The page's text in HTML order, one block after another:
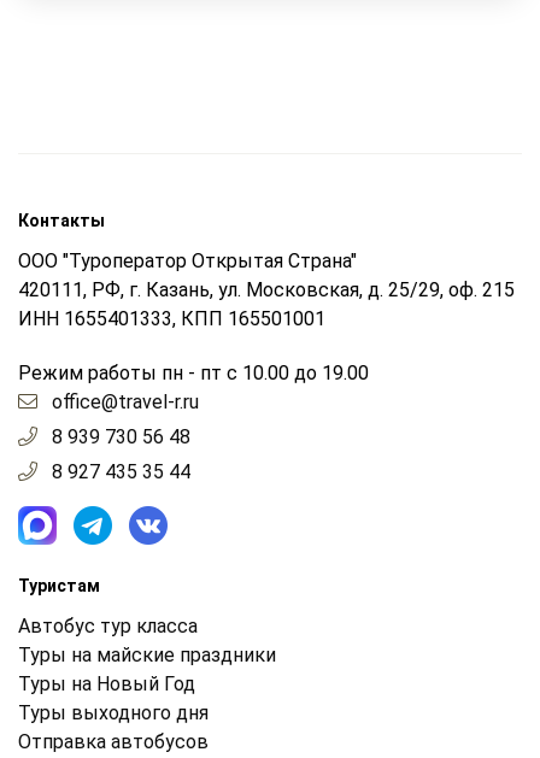
Контакты
ООО "Туроператор Открытая Страна"
420111, РФ, г. Казань, ул. Московская, д. 25/29, оф. 215
ИНН 1655401333, КПП 165501001
Режим работы пн - пт с 10.00 до 19.00
office@travel-r.ru
8 939 730 56 48
8 927 435 35 44
Туристам
Автобус тур класса
Туры на майские праздники
Туры на Новый Год
Туры выходного дня
Отправка автобусов